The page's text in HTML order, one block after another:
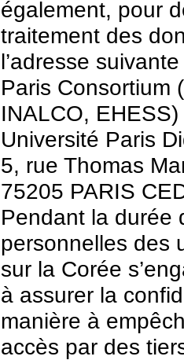
également, pour
traitement des
l’adresse
Paris Consortium
INALCO, EHESS)
Université Paris
5, rue Thomas
75205 PARIS
Pendant la durée
personnelles des
sur la Corée
à assurer la
manière à
accès par des